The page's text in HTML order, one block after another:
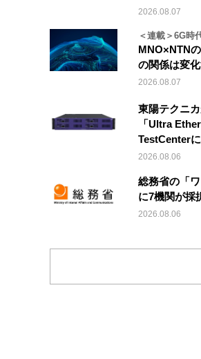
2026.08.07
＜連載＞6G時
MNO×NTN
の関係は変
2026.08.07
東陽テクニ
「Ultra
TestCenter
2026.08.06
総務省の「
に7機関が採
2026.08.06